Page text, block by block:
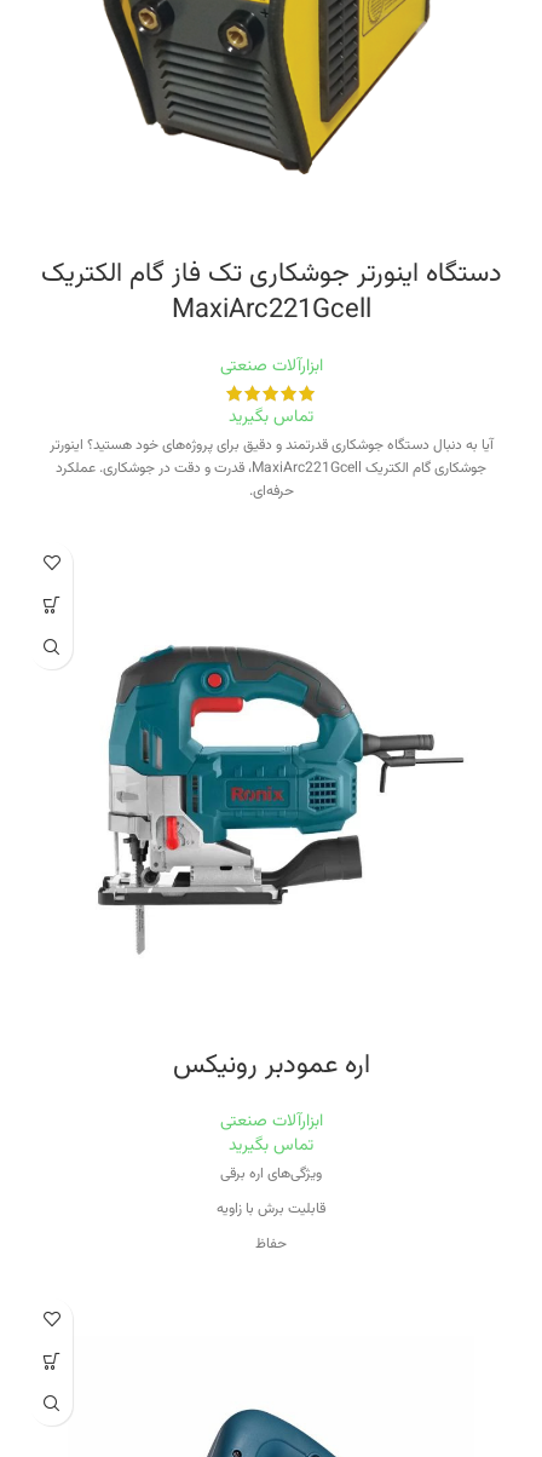
دستگاه اینورتر جوشکاری تک فاز گام الکتریک
MaxiArc221Gcell
ابزارآلات صنعتی
تماس بگیرید
آیا به دنبال دستگاه جوشکاری قدرتمند و دقیق برای پروژه‌های خود هستید؟ اینورتر
جوشکاری گام الکتریک MaxiArc221Gcell، قدرت و دقت در جوشکاری. عملکرد
حرفه‌ای.
اره عمودبر رونیکس
ابزارآلات صنعتی
تماس بگیرید
ویژگی‌های اره برقی
قابلیت برش با زاویه
حفاظ
برق